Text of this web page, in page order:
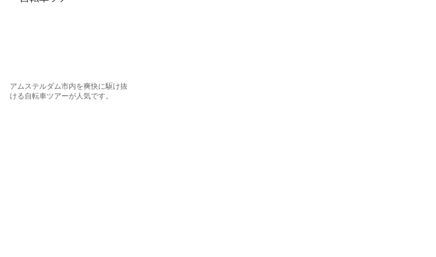
アムステルダム市内を爽快に駆け抜
ける自転車ツアーが人気です。